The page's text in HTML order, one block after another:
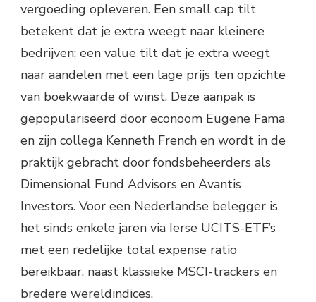
vergoeding opleveren. Een small cap tilt
betekent dat je extra weegt naar kleinere
bedrijven; een value tilt dat je extra weegt
naar aandelen met een lage prijs ten opzichte
van boekwaarde of winst. Deze aanpak is
gepopulariseerd door econoom Eugene Fama
en zijn collega Kenneth French en wordt in de
praktijk gebracht door fondsbeheerders als
Dimensional Fund Advisors en Avantis
Investors. Voor een Nederlandse belegger is
het sinds enkele jaren via Ierse UCITS-ETF’s
met een redelijke total expense ratio
bereikbaar, naast klassieke MSCI-trackers en
bredere wereldindices.